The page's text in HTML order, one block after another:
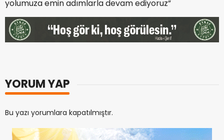
yolumuza emin adımlarla devam ediyoruz”
YORUM YAP
Bu yazı yorumlara kapatılmıştır.